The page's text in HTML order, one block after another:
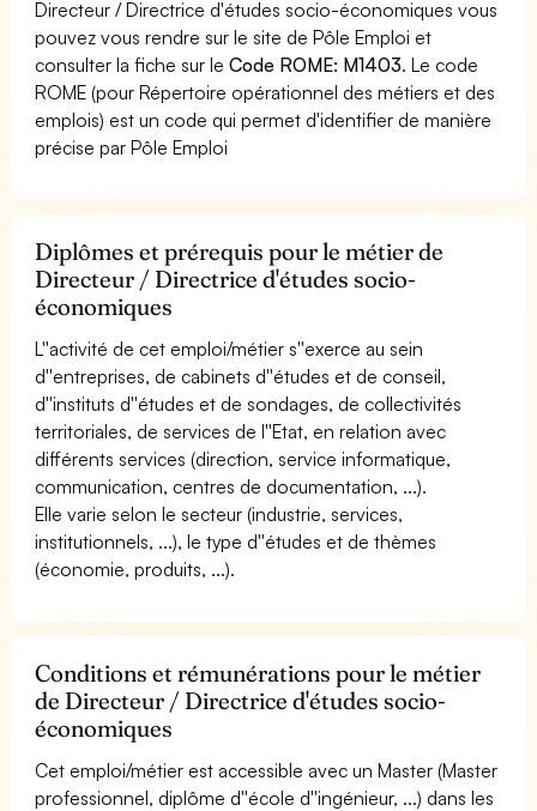
Directeur / Directrice d'études socio-économiques vous
pouvez vous rendre sur le site de Pôle Emploi et
consulter la fiche sur leCode ROME: M1403. Le code
ROME (pour Répertoire opérationnel des métiers et des
emplois) est un code qui permet d'identifier de manière
précise par Pôle Emploi
Diplômes et prérequis pour le métier de
Directeur / Directrice d'études socio-
économiques
L''activité de cet emploi/métier s''exerce au sein
d''entreprises, de cabinets d''études et de conseil,
d''instituts d''études et de sondages, de collectivités
territoriales, de services de l''Etat, en relation avec
différents services (direction, service informatique,
communication, centres de documentation, ...).
Elle varie selon le secteur (industrie, services,
institutionnels, ...), le type d''études et de thèmes
(économie, produits, ...).
Conditions et rémunérations pour le métier
de Directeur / Directrice d'études socio-
économiques
Cet emploi/métier est accessible avec un Master (Master
professionnel, diplôme d''école d''ingénieur, ...) dans les